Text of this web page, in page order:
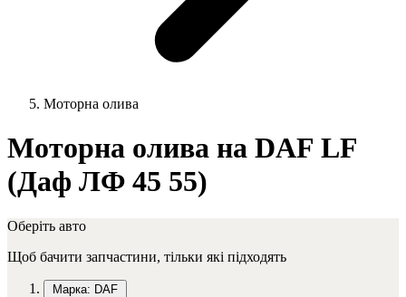
Моторна олива
Моторна олива на DAF LF
(Даф ЛФ 45 55)
Оберіть авто
Щоб бачити запчастини, тільки які підходять
Марка: DAF